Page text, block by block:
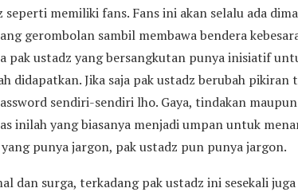
memiliki fans. Fans ini akan selalu ada
gerombolan sambil membawa bendera
pak ustadz yang bersangkutan punya inisiatif
didapatkan. Jika saja pak ustadz berubah
sendiri-sendiri lho. Gaya, tindakan
inilah yang biasanya menjadi umpan untuk
punya jargon, pak ustadz pun punya jargon.
dan surga, terkadang pak ustadz ini sesekali